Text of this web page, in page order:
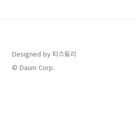
Designed by 티스토리
© Daum Corp.